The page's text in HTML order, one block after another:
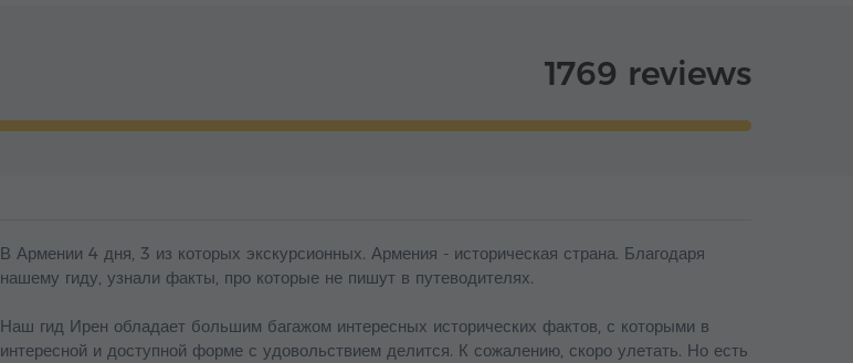
1769 reviews
В Армении 4 дня, 3 из которых экскурсионных. Армения - историческая страна. Благодаря
нашему гиду, узнали факты, про которые не пишут в путеводителях.
Наш гид Ирен обладает большим багажом интересных исторических фактов, с которыми в
интересной и доступной форме с удовольствием делится. К сожалению, скоро улетать. Но есть